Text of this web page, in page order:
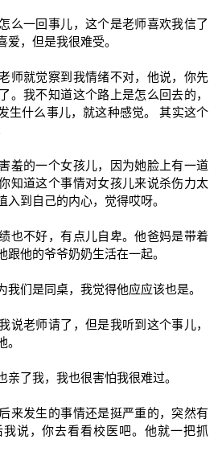
么一回事儿，这个是老师喜欢我信了
，但是我很难受。
师就觉察到我情绪不对，他说，你先
。我不知道这个路上是怎么回去的，
生什么事儿，就这种感觉。 其实这个
羞的一个女孩儿，因为她脸上有一道
知道这个事情对女孩儿来说杀伤力太
入到自己的内心，觉得哎呀。
也不好，有点儿自卑。他爸妈是带着
他的爷爷奶奶生活在一起。
我们是同桌，我觉得他应应该也是。
说老师请了，但是我听到这个事儿，
了我，我也很害怕我很难过。
来发生的事情还是挺严重的，突然有
说，你去看看校医吧。他就一把抓